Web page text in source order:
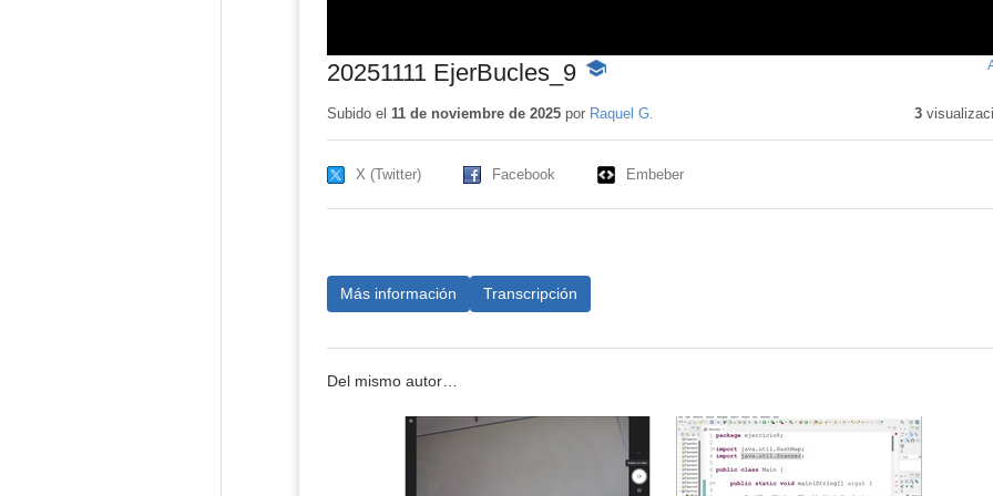
20251111 EjerBucles_9 -
educativo
Subido el 11 de noviembre de 2025por Raquel G. 3
X (Twitter) Facebook Embeber
Más información Transcripción
Del mismo autor…